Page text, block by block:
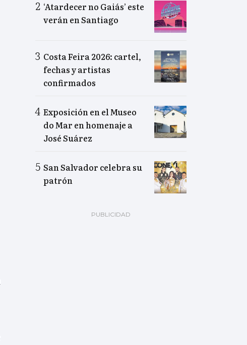
‘Atardecer no Gaiás’ este
verán en Santiago
Costa Feira 2026: cartel,
fechas y artistas
confirmados
Exposición en el Museo
do Mar en homenaje a
José Suárez
San Salvador celebra su
patrón